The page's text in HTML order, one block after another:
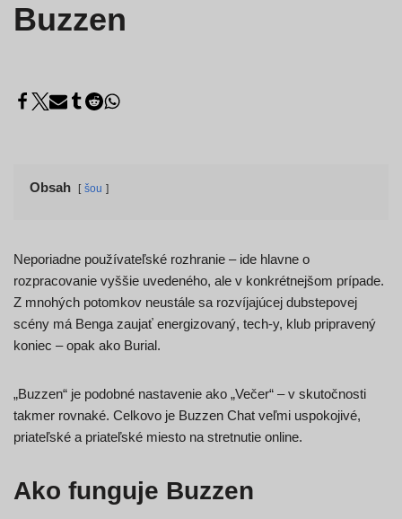
Buzzen
Obsah šou
Neporiadne používateľské rozhranie – ide hlavne o
rozpracovanie vyššie uvedeného, ale v konkrétnejšom prípade.
Z mnohých potomkov neustále sa rozvíjajúcej dubstepovej
scény má Benga zaujať energizovaný, tech-y, klub pripravený
koniec – opak ako Burial.
„Buzzen“ je podobné nastavenie ako „Večer“ – v skutočnosti
takmer rovnaké. Celkovo je Buzzen Chat veľmi uspokojivé,
priateľské a priateľské miesto na stretnutie online.
Ako funguje Buzzen